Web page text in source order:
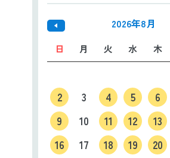
2026年8月
日 月 火 水 木
2
3 4 5 6
9
10 11 12 13
16
17 18 19 20